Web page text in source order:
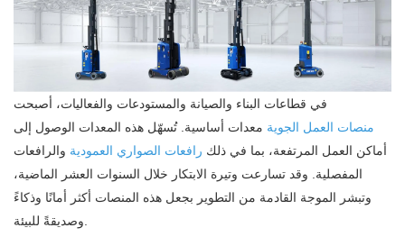
في قطاعات البناء والصيانة والمستودعات والفعاليات، أصبحت
منصات العمل الجوية معدات أساسية. تُسهّل هذه المعدات الوصول إلى
أماكن العمل المرتفعة، بما في ذلك رافعات الصواري العمودية والرافعات
المفصلية. وقد تسارعت وتيرة الابتكار خلال السنوات العشر الماضية،
وتبشر الموجة القادمة من التطوير بجعل هذه المنصات أكثر أمانًا وذكاءً